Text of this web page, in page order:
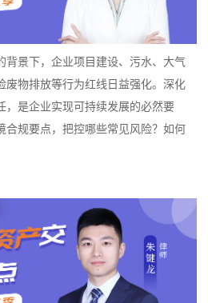
背景下，企业项目建设、污水、大气
废物排放等行为红线日益强化。深化
，是企业实现可持续发展的必然要
合规要点，把控哪些常见风险？如何